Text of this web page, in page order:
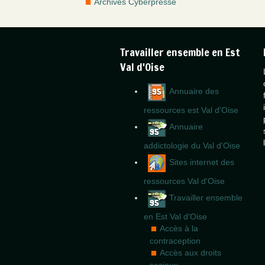
Travailler ensemble en Est
Val d'Oise
Annuaire des
ressources est Val d'Oise
Annuaire
addictologie du Val d'Oise
Sites internet des
ressources Val d'Oise
Travailler ensemble
en Est Val d'Oise
Accès à la
contraception
Accès aux droits